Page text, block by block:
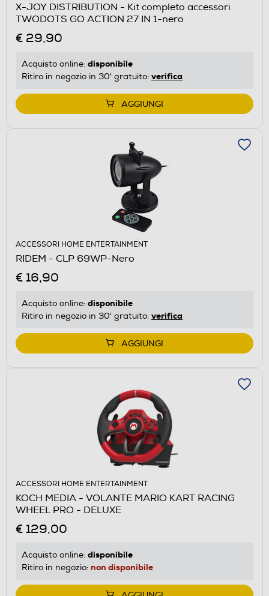
X-JOY DISTRIBUTION - Kit completo accessori
TWODOTS GO ACTION 27 IN 1-nero
€ 29,90
Acquisto online: disponibile
Ritiro in negozio in 30' gratuito: verifica
AGGIUNGI
ACCESSORI HOME ENTERTAINMENT
RIDEM - CLP 69WP-Nero
€ 16,90
Acquisto online: disponibile
Ritiro in negozio in 30' gratuito: verifica
AGGIUNGI
ACCESSORI HOME ENTERTAINMENT
KOCH MEDIA - VOLANTE MARIO KART RACING
WHEEL PRO - DELUXE
€ 129,00
Acquisto online: disponibile
Ritiro in negozio: non disponibile